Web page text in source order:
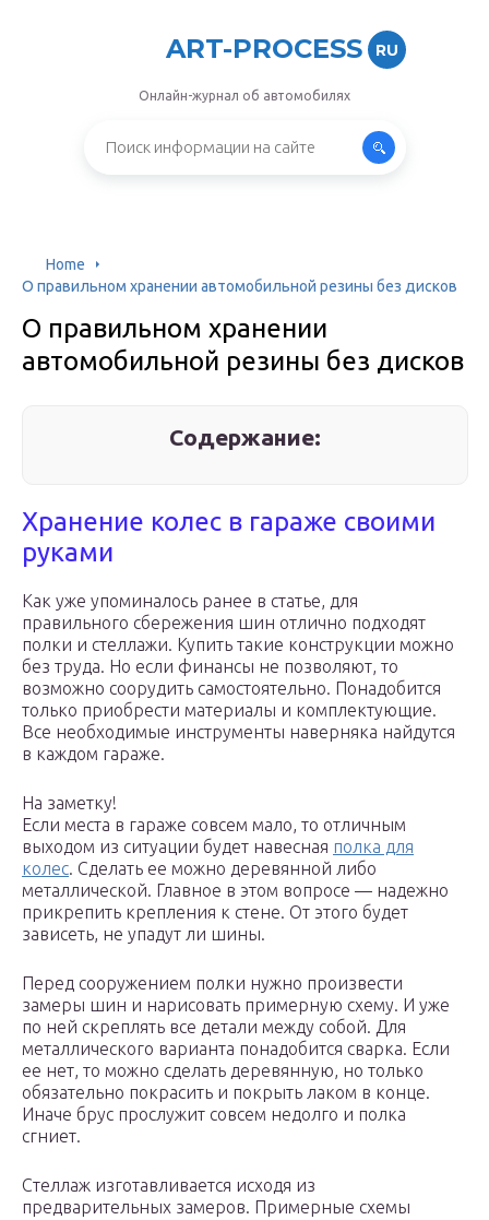
ART-PROCESS RU
Онлайн-журнал об автомобилях
Home
О правильном хранении автомобильной резины без дисков
О правильном хранении
автомобильной резины без дисков
Содержание:
Хранение колес в гараже своими
руками
Как уже упоминалось ранее в статье, для
правильного сбережения шин отлично подходят
полки и стеллажи. Купить такие конструкции можно
без труда. Но если финансы не позволяют, то
возможно соорудить самостоятельно. Понадобится
только приобрести материалы и комплектующие.
Все необходимые инструменты наверняка найдутся
в каждом гараже.
На заметку!
Если места в гараже совсем мало, то отличным
выходом из ситуации будет навесная полка для
колес. Сделать ее можно деревянной либо
металлической. Главное в этом вопросе — надежно
прикрепить крепления к стене. От этого будет
зависеть, не упадут ли шины.
Перед сооружением полки нужно произвести
замеры шин и нарисовать примерную схему. И уже
по ней скреплять все детали между собой. Для
металлического варианта понадобится сварка. Если
ее нет, то можно сделать деревянную, но только
обязательно покрасить и покрыть лаком в конце.
Иначе брус прослужит совсем недолго и полка
сгниет.
Стеллаж изготавливается исходя из
предварительных замеров. Примерные схемы